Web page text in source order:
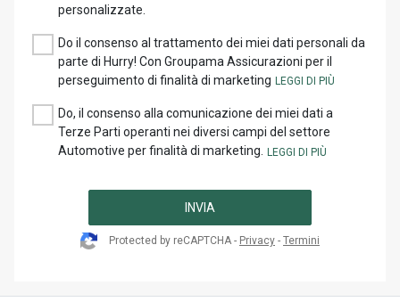
personalizzate.
Do il consenso al trattamento dei miei dati personali da
parte di Hurry! Con Groupama Assicurazioni per il
perseguimento di finalità di marketing
Do, il consenso alla comunicazione dei miei dati a
Terze Parti operanti nei diversi campi del settore
Automotive per finalità di marketing.
INVIA
Protected by reCAPTCHA - Privacy - Termini